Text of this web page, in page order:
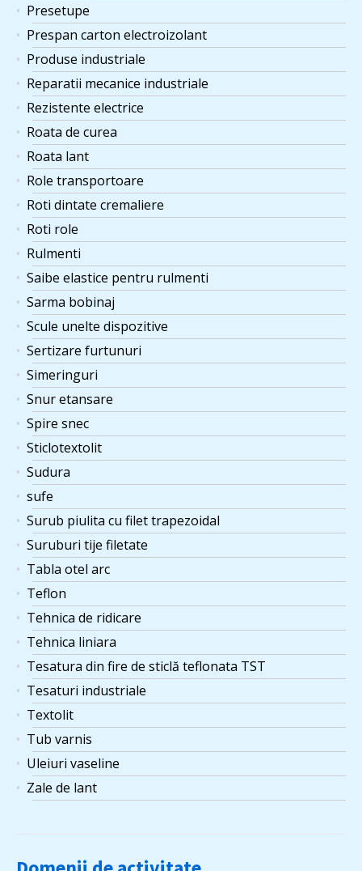
Presetupe
Prespan carton electroizolant
Produse industriale
Reparatii mecanice industriale
Rezistente electrice
Roata de curea
Roata lant
Role transportoare
Roti dintate cremaliere
Roti role
Rulmenti
Saibe elastice pentru rulmenti
Sarma bobinaj
Scule unelte dispozitive
Sertizare furtunuri
Simeringuri
Snur etansare
Spire snec
Sticlotextolit
Sudura
sufe
Surub piulita cu filet trapezoidal
Suruburi tije filetate
Tabla otel arc
Teflon
Tehnica de ridicare
Tehnica liniara
Tesatura din fire de sticlă teflonata TST
Tesaturi industriale
Textolit
Tub varnis
Uleiuri vaseline
Zale de lant